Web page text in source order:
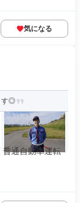
気になる
す◎
普通自動車運転